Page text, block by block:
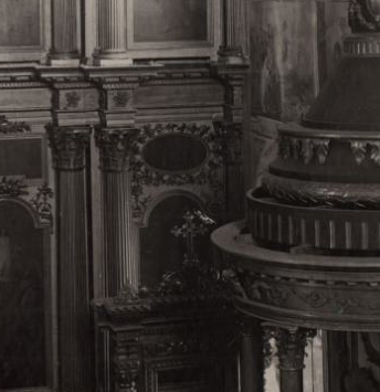
Троицкий собор Архангельска
мы можем говорить, что Архангельск в
от целенаправленных систематических
памятников архитектуры. Больше
борьбой с религией, набравшая
православного центра архангельской
Архангельска.
в начале XVIII века в центре
Троицкий собор, сразу
веке по масштабам ему не было равных на
самым высоким и значительным из
место, после гостиных дворов, в
из самых больших и светлых соборов
города с отраженными в ней